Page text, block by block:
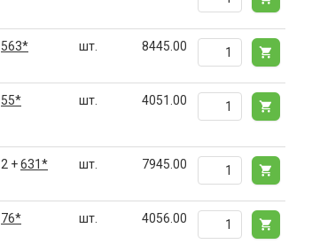
563* шт. 8445.00
55* шт. 4051.00
2 +631* шт. 7945.00
76* шт. 4056.00